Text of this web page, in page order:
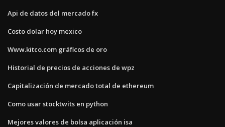
Api de datos del mercado fx
Costo dolar hoy mexico
Www.kitco.com gráficos de oro
Historial de precios de acciones de wpz
Capitalización de mercado total de ethereum
Como usar stocktwits en python
Mejores valores de bolsa aplicación isa